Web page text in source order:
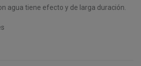
agua tiene efecto y de larga duración.